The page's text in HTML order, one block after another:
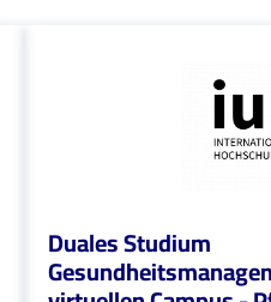
Duales Studium